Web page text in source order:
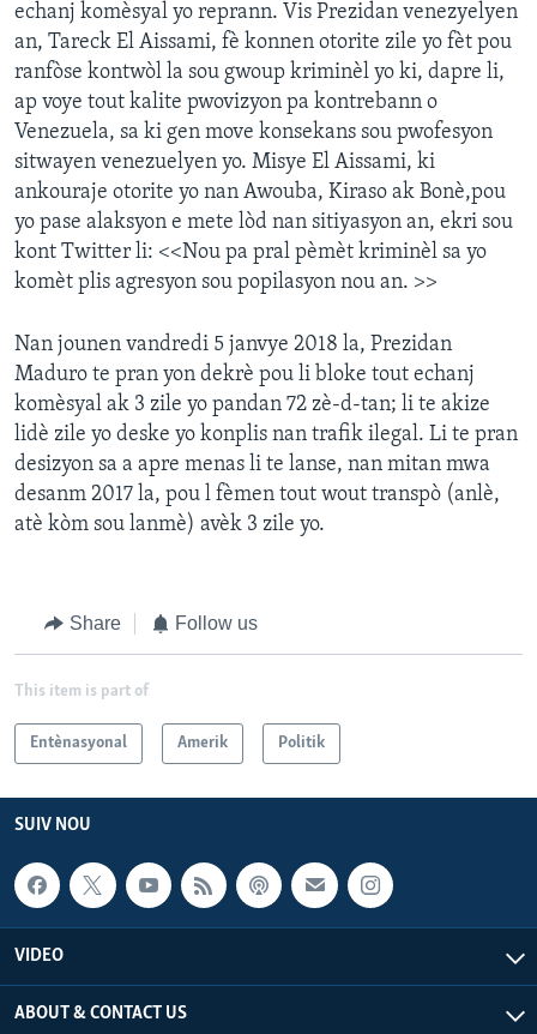
echanj komèsyal yo reprann. Vis Prezidan venezyelyen
an, Tareck El Aissami, fè konnen otorite zile yo fèt pou
ranfòse kontwòl la sou gwoup kriminèl yo ki, dapre li,
ap voye tout kalite pwovizyon pa kontrebann o
Venezuela, sa ki gen move konsekans sou pwofesyon
sitwayen venezuelyen yo. Misye El Aissami, ki
ankouraje otorite yo nan Awouba, Kiraso ak Bonè,pou
yo pase alaksyon e mete lòd nan sitiyasyon an, ekri sou
kont Twitter li: <<Nou pa pral pèmèt kriminèl sa yo
komèt plis agresyon sou popilasyon nou an. >>
Nan jounen vandredi 5 janvye 2018 la, Prezidan
Maduro te pran yon dekrè pou li bloke tout echanj
komèsyal ak 3 zile yo pandan 72 zè-d-tan; li te akize
lidè zile yo deske yo konplis nan trafik ilegal. Li te pran
desizyon sa a apre menas li te lanse, nan mitan mwa
desanm 2017 la, pou l fèmen tout wout transpò (anlè,
atè kòm sou lanmè) avèk 3 zile yo.
Share Follow us
This item is part of
Entènasyonal Amerik Politik
SUIV NOU
VIDEO
ABOUT & CONTACT US